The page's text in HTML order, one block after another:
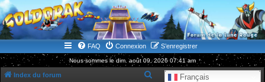
WWW.GOLDORAKGO.COM
le site de la Lune Rouge
FAQ Connexion S’enregistrer
Nous sommes le dim. août 09, 2026 07:41 am
Index du forum Français